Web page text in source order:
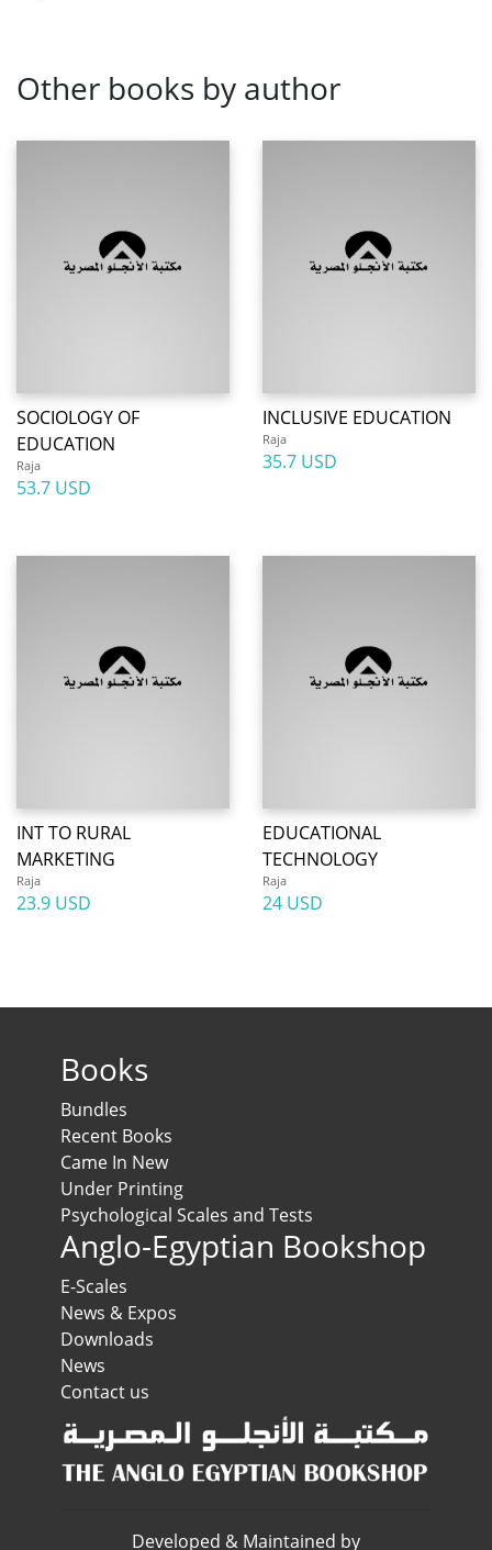
Other books by author
SOCIOLOGY OF
EDUCATION
Raja
53.7 USD
INCLUSIVE EDUCATION
Raja
35.7 USD
INT TO RURAL
MARKETING
Raja
23.9 USD
EDUCATIONAL
TECHNOLOGY
Raja
24 USD
Books
Bundles
Recent Books
Came In New
Under Printing
Psychological Scales and Tests
Anglo-Egyptian Bookshop
E-Scales
News & Expos
Downloads
News
Contact us
Developed & Maintained by